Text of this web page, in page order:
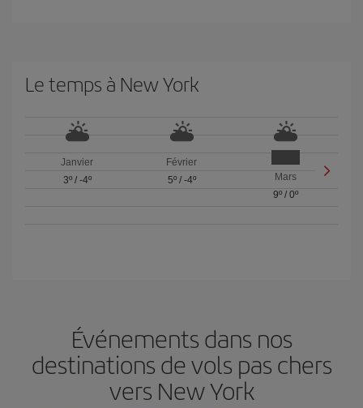
Le temps à New York
Janvier
3º/ -4º
Février
5º/ -4º
Mars
9º /0º
Événements dans nos
destinations de vols pas chers
vers New York